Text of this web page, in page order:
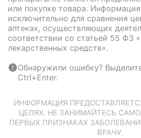
или покупке товара. Информация
исключительно для сравнения
аптеках, осуществляющих
соответствии со статьей 55 ФЗ
лекарственных средств».
Обнаружили ошибку?
Ctrl+Enter.
ИНФОРМАЦИЯ
ЦЕЛЯХ. НЕ ЗАНИМАЙТЕСЬ
ПЕРВЫХ ПРИЗНАКАХ
ВРАЧУ.